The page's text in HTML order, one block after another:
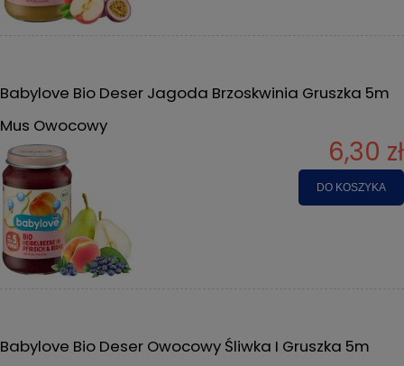
Babylove Bio Deser Jagoda Brzoskwinia Gruszka 5m
Mus Owocowy
6,30 zł
DO KOSZYKA
Babylove Bio Deser Owocowy Śliwka I Gruszka 5m